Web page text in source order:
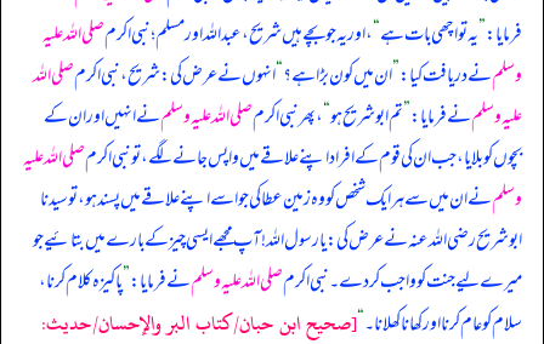
فرمایا:”یہ تو اچھی بات ہے“، اور یہ جو بچے ہیں شریح، عبداللہ اور مسلم؛ نبی اکرمصلی اللہ علیہ
وسلمنے دریافت کیا:”ان میں کون بڑا ہے؟“انہوں نے عرض کی: شریح، نبی اکرمصلی اللہ
علیہ وسلمنے فرمایا:”تم ابوشریح ہو“، پھر نبی اکرمصلی اللہ علیہ وسلمنے انہیں اور ان کے
بچوں کو بلایا، جب ان کی قوم کے افراد اپنے علاقے میں واپس جانے لگے، تو نبی اکرمصلی اللہ علیہ
وسلمنے ان میں سے ہر ایک شخص کو وہ زمین عطا کی جو اسے اپنے علاقے میں پسند ہو، تو سیدنا
ابوشریح رضی اللہ عنہ نے عرض کی: یا رسول اللہ! آپ مجھے ایسی چیز کے بارے میں بتائیے جو
میرے لیے جنت کو واجب کر دے۔ نبی اکرمصلی اللہ علیہ وسلمنے فرمایا:”پاکیزہ کلام کرنا،
سلام کو عام کرنا اور کھانا کھلانا۔“[صحیح ابن حبان/كتاب البر والإحسان/حدیث: